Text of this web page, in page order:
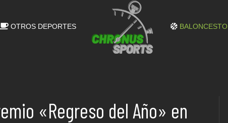
OTROS DEPORTES BALONCESTO
«Regreso del Año» en